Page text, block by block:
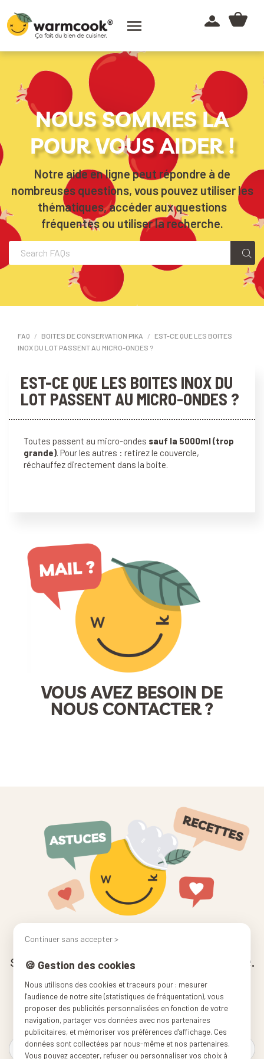

NOUS SOMMES LA
POUR VOUS AIDER !
Notre aide en ligne peut répondre à de
nombreuses questions, vous pouvez utiliser les
thématiques, accéder aux questions
fréquentes ou utiliser la recherche.
FAQ BOITES DE CONSERVATION PIKA
EST-CE QUE LES BOITES
INOX DU LOT PASSENT AU MICRO-ONDES ?
EST-CE QUE LES BOITES INOX DU
LOT PASSENT AU MICRO-ONDES ?
Toutes passent au micro-ondes sauf la 5000ml (trop
grande). Pourles autres : retirez le couvercle,
réchauffez directement dans la boite.
VOUS AVEZ BESOIN DE
NOUS CONTACTER ?
Ça fait du bien de cuisiner,
surtout quand on est bien équipé.
🎁 Recevez un code de -10% à l'inscription
🍳 Nos conseils pour cuisiner simplement
📬 Nouveautés & offres en avant-première
Continuer sans accepter >
🍪 Gestion des cookies
Nous utilisons des cookies et traceurs pour : mesurer
l'audience de notre site (statistiques de fréquentation), vous
proposer des publicités personnalisées en fonction de votre
navigation, partager vos données avec nos partenaires
publicitaires, et mémoriser vos préférences d'affichage. Ces
données sont collectées par nous-même et nos partenaires.
Vous pouvez accepter, refuser ou personnaliser vos choix à